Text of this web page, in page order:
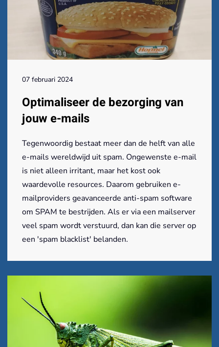
07 februari 2024
Optimaliseer de bezorging van
jouw e-mails
Tegenwoordig bestaat meer dan de helft van alle
e-mails wereldwijd uit spam. Ongewenste e-mail
is niet alleen irritant, maar het kost ook
waardevolle resources. Daarom gebruiken e-
mailproviders geavanceerde anti-spam software
om SPAM te bestrijden. Als er via een mailserver
veel spam wordt verstuurd, dan kan die server op
een 'spam blacklist' belanden.